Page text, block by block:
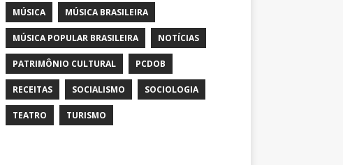
MÚSICA MÚSICA BRASILEIRA
MÚSICA POPULAR BRASILEIRA NOTÍCIAS
PATRIMÔNIO CULTURAL PCDOB
RECEITAS SOCIALISMO SOCIOLOGIA
TEATRO TURISMO